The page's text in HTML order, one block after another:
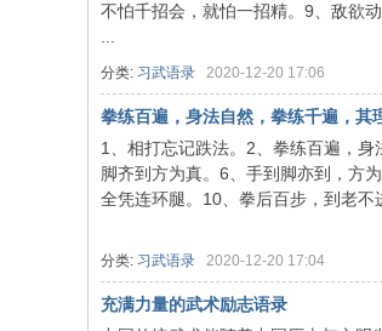
不怕千招会，就怕一招精。9、敌欲
分类: 习武语录 2020-12-20 17:06
拳练百遍，身法自然，拳练千遍，其
1、相打忘记跌法。2、拳练百遍，
脚齐到方为真。6、手到脚亦到，方
全凭连环腿。10、拳后百步，到老不
分类: 习武语录 2020-12-20 17:04
充满力量的武术励志语录